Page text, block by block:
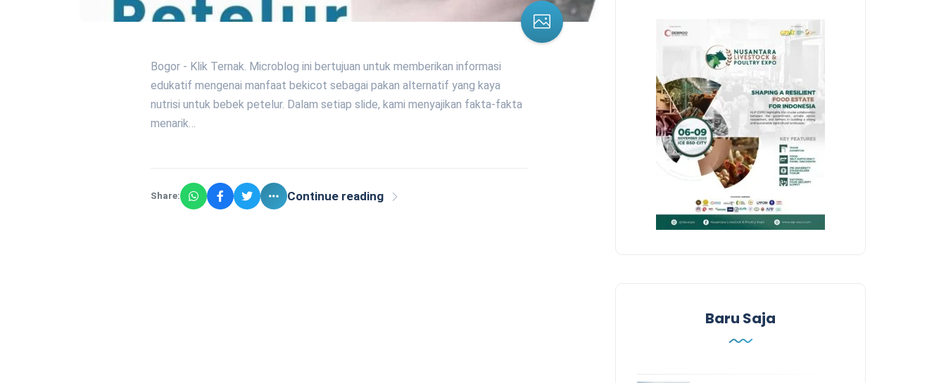
Bogor - Klik Ternak. Microblog ini bertujuan untuk memberikan informasi
edukatif mengenai manfaat bekicot sebagai pakan alternatif yang kaya
nutrisi untuk bebek petelur. Dalam setiap slide, kami menyajikan fakta-fakta
menarik…
Share: Continue reading
Baru Saja